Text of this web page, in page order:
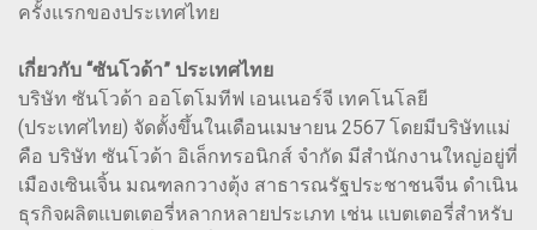
ครั้งแรกของประเทศไทย
เกี่ยวกับ “ซันโวด้า” ประเทศไทย
บริษัท ซันโวด้า ออโตโมทีฟ เอนเนอร์จี เทคโนโลยี
(ประเทศไทย) จัดตั้งขึ้นในเดือนเมษายน 2567 โดยมีบริษัทแม่
คือ บริษัท ซันโวด้า อิเล็กทรอนิกส์ จำกัด มีสำนักงานใหญ่อยู่ที่
เมืองเซินเจิ้น มณฑลกวางตุ้ง สาธารณรัฐประชาชนจีน ดำเนิน
ธุรกิจผลิตแบตเตอรี่หลากหลายประเภท เช่น แบตเตอรี่สำหรับ